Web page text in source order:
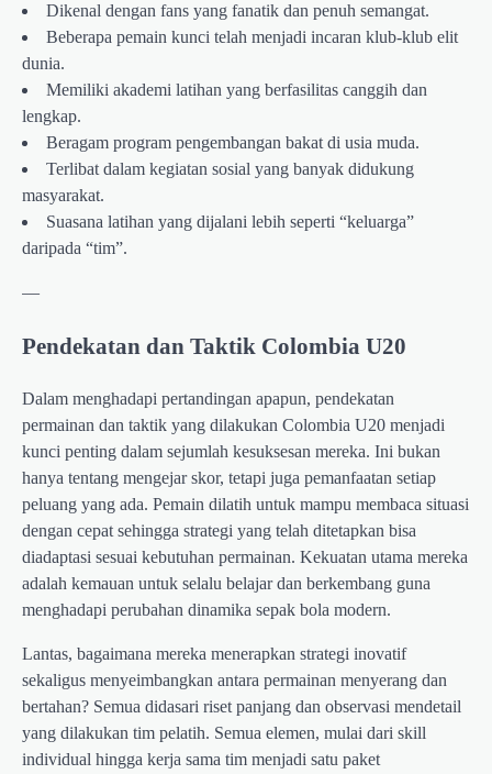
Dikenal dengan fans yang fanatik dan penuh semangat.
Beberapa pemain kunci telah menjadi incaran klub-klub elit
dunia.
Memiliki akademi latihan yang berfasilitas canggih dan
lengkap.
Beragam program pengembangan bakat di usia muda.
Terlibat dalam kegiatan sosial yang banyak didukung
masyarakat.
Suasana latihan yang dijalani lebih seperti “keluarga”
daripada “tim”.
—
Pendekatan dan Taktik Colombia U20
Dalam menghadapi pertandingan apapun, pendekatan
permainan dan taktik yang dilakukan Colombia U20 menjadi
kunci penting dalam sejumlah kesuksesan mereka. Ini bukan
hanya tentang mengejar skor, tetapi juga pemanfaatan setiap
peluang yang ada. Pemain dilatih untuk mampu membaca situasi
dengan cepat sehingga strategi yang telah ditetapkan bisa
diadaptasi sesuai kebutuhan permainan. Kekuatan utama mereka
adalah kemauan untuk selalu belajar dan berkembang guna
menghadapi perubahan dinamika sepak bola modern.
Lantas, bagaimana mereka menerapkan strategi inovatif
sekaligus menyeimbangkan antara permainan menyerang dan
bertahan? Semua didasari riset panjang dan observasi mendetail
yang dilakukan tim pelatih. Semua elemen, mulai dari skill
individual hingga kerja sama tim menjadi satu paket